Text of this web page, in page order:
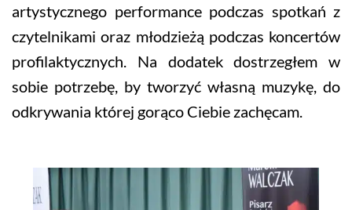
artystycznego performance podczas spotkań z
czytelnikami oraz młodzieżą podczas koncertów
profilaktycznych. Na dodatek dostrzegłem w
sobie potrzebę, by tworzyć własną muzykę, do
odkrywania której gorąco Ciebie zachęcam.